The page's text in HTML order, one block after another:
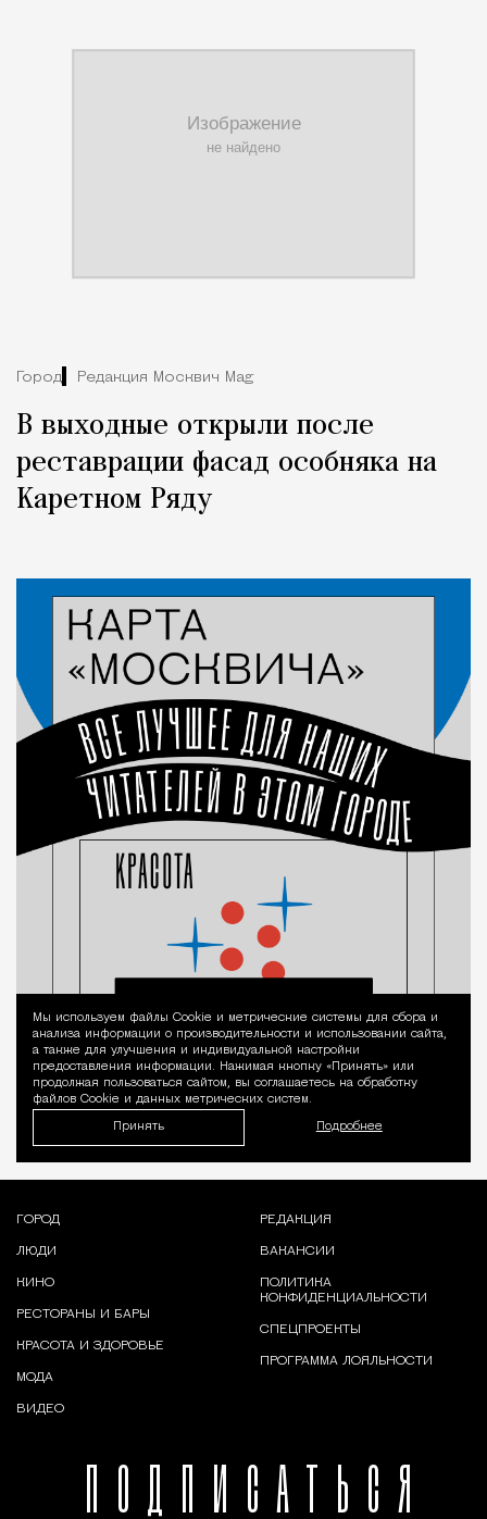
Город Редакция Москвич Mag
В выходные открыли после
реставрации фасад особняка на
Каретном Ряду
Уведомление
Мы используем файлы Сookie и метрические системы для сбора и
анализа информации о производительности и использовании сайта,
а также для улучшения и индивидуальной настройки
предоставления информации. Нажимая кнопку «Принять» или
продолжая пользоваться сайтом, вы соглашаетесь на обработку
файлов Cookie и данных метрических систем.
Принять Подробнее
ПОДПИСАТЬСЯ
ГОРОД
ЛЮДИ
КИНО
РЕСТОРАНЫ И БАРЫ
КРАСОТА И ЗДОРОВЬЕ
МОДА
ВИДЕО
РЕДАКЦИЯ
ВАКАНСИИ
ПОЛИТИКА
КОНФИДЕНЦИАЛЬНОСТИ
СПЕЦПРОЕКТЫ
ПРОГРАММА ЛОЯЛЬНОСТИ